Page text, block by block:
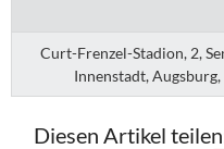
Curt-Frenzel-Stadion, 2,
Innenstadt,
Diesen Artikel